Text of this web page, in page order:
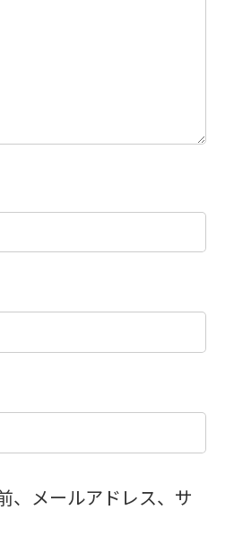
、メールアドレス、サ